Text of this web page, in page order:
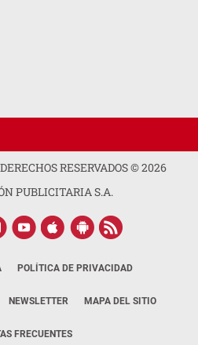
RESERVADOS ©2026
PUBLICITARIA S.A.
POLÍTICA DE PRIVACIDAD
NEWSLETTER MAPA DEL SITIO
FRECUENTES